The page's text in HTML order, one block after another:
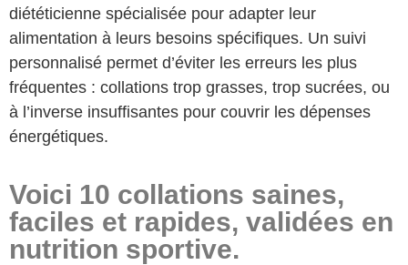
diététicienne spécialisée pour adapter leur
alimentation à leurs besoins spécifiques. Un suivi
personnalisé permet d’éviter les erreurs les plus
fréquentes : collations trop grasses, trop sucrées, ou
à l’inverse insuffisantes pour couvrir les dépenses
énergétiques.
Voici 10 collations saines,
faciles et rapides, validées en
nutrition sportive.